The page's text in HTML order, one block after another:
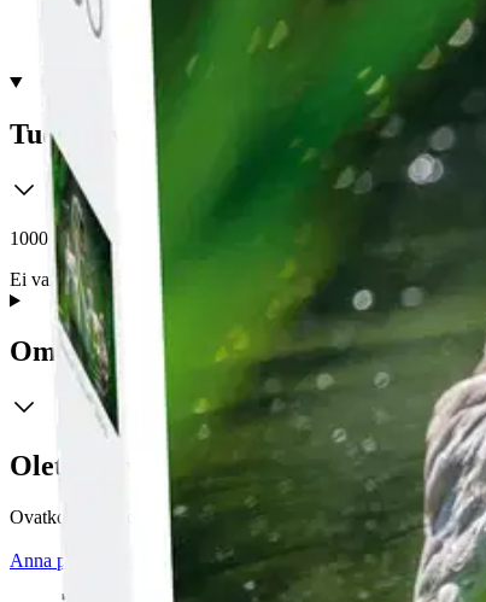
Ei saatavilla
Tuotekuvaus
1000 palaa. Valmiin palapelin koko n. 67 x 48 cm.
Ei varoitustekstiä
Ominaisuudet
Oletko tyytyväinen tuotetietoihin?
Ovatko tuotetiedot riittävät? Jos tuotetiedoissa on puutteita tai
Anna palautetta Avautuu uuteen välilehteen